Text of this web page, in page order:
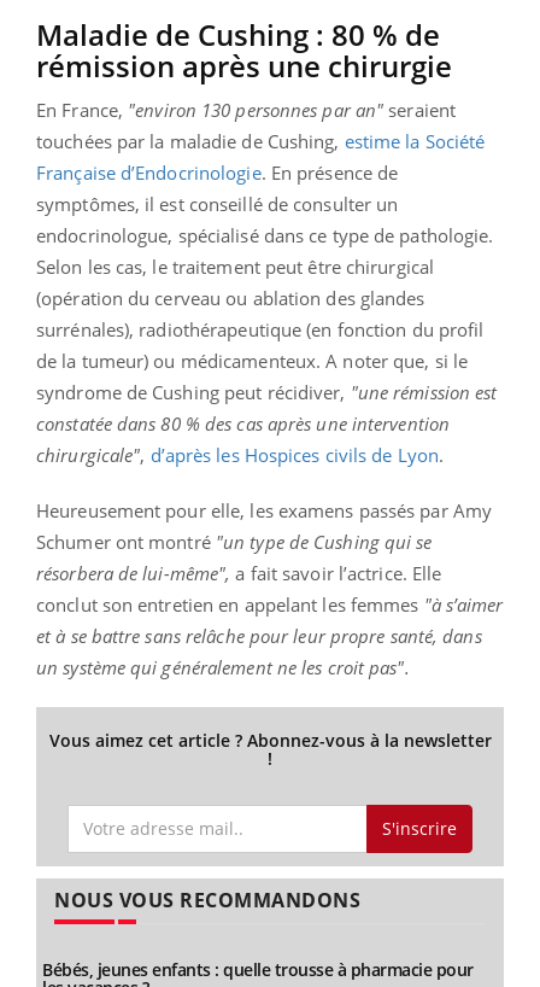
Maladie de Cushing : 80 % de
rémission après une chirurgie
En France, "environ 130 personnes par an" seraient
touchées par la maladie de Cushing, estime la Société
Française d’Endocrinologie. En présence de
symptômes, il est conseillé de consulter un
endocrinologue, spécialisé dans ce type de pathologie.
Selon les cas, le traitement peut être chirurgical
(opération du cerveau ou ablation des glandes
surrénales), radiothérapeutique (en fonction du profil
de la tumeur) ou médicamenteux. A noter que, si le
syndrome de Cushing peut récidiver, "une rémission est
constatée dans 80 % des cas après une intervention
chirurgicale", d’après les Hospices civils de Lyon.
Heureusement pour elle, les examens passés par Amy
Schumer ont montré "un type de Cushing qui se
résorbera de lui-même",a fait savoir l’actrice. Elle
conclut son entretien en appelant les femmes "à s’aimer
et à se battre sans relâche pour leur propre santé, dans
un système qui généralement ne les croit pas".
Vous aimez cet article ? Abonnez-vous à la newsletter
!
S'inscrire
NOUS VOUS RECOMMANDONS
Bébés, jeunes enfants : quelle trousse à pharmacie pour